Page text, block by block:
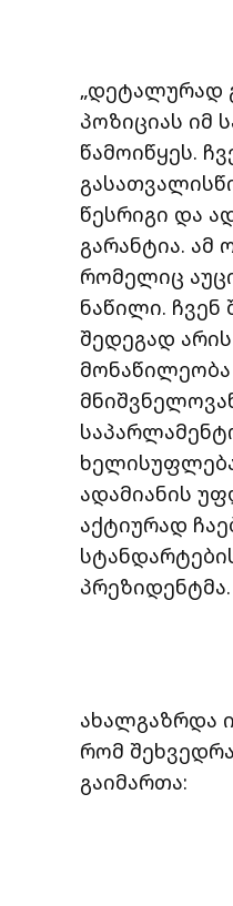
„დეტალურად
პოზიციას იმ
წამოიწყეს.
წესრიგი და
გარანტია. ამ
რომელიც
ნაწილი.
შედეგად
ადამიანის
აქტიურად
პრეზიდენტმა.
ახალგაზრდა
რომ
გაიმართა: